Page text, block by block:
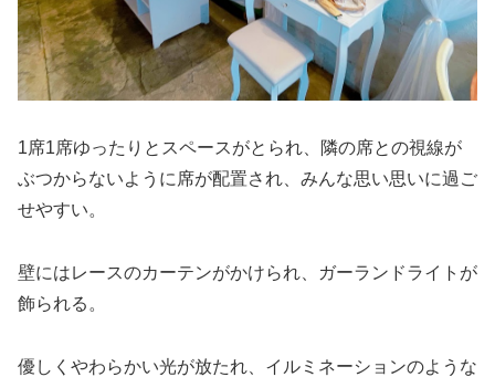
1席1席ゆったりとスペースがとられ、隣の席との視線が
ぶつからないように席が配置され、みんな思い思いに過ご
せやすい。
壁にはレースのカーテンがかけられ、ガーランドライトが
飾られる。
優しくやわらかい光が放たれ、イルミネーションのような